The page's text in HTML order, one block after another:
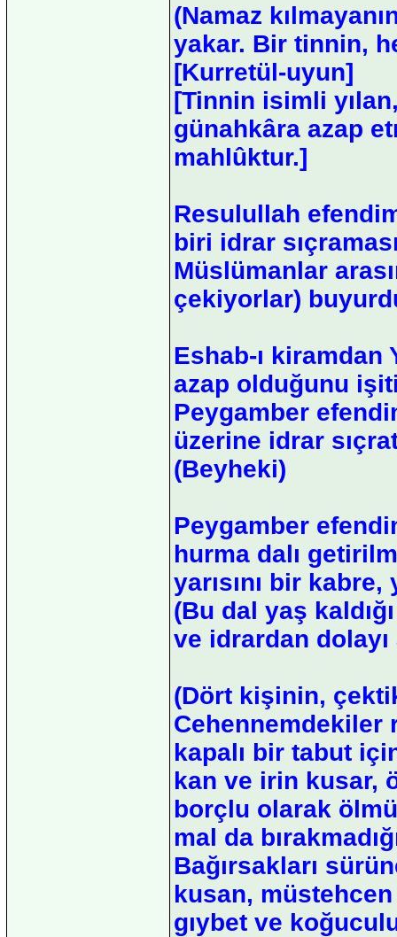
(Namaz
yakar. Bir tinnin,
[Kurretül-uyun]
[Tinnin isimli
günahkâra azap
mahlûktur.]
Resulullah
biri idrar
Müslümanlar
çekiyorlar)
Eshab-ı kiramdan
azap olduğunu
Peygamber
üzerine idrar
(Beyheki)
Peygamber
hurma dalı
yarısını bir
(Bu dal yaş
ve idrardan
(Dört kişinin,
Cehennemdekiler
kapalı bir tabut
kan ve irin kusar,
borçlu olarak
mal da
Bağırsakları
kusan,
gıybet ve